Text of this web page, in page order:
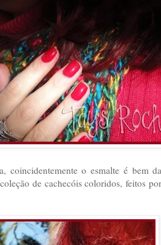
coincidentemente o esmalte é bem
de cachecóis coloridos, feitos